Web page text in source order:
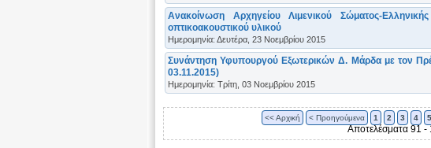
Ανακοίνωση Αρχηγείου Λιμενικού Σώματος-
οπτικοακουστικού υλικού
Ημερομηνία: Δευτέρα, 23 Νοεμβρίου 2015
Συνάντηση Υφυπουργού Εξωτερικών Δ. Μάρδα με τον
03.11.2015)
Ημερομηνία: Τρίτη, 03 Νοεμβρίου 2015
<< Αρχική < Προηγούμενα 1 2 3 4 5
Αποτελέσματα 91